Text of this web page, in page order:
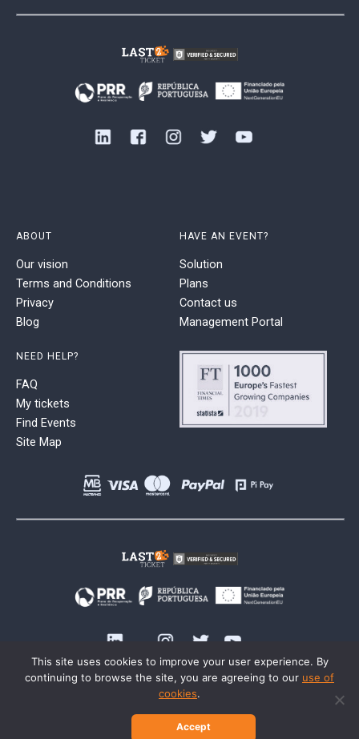
ABOUT
Our vision
Terms and Conditions
Privacy
Blog
HAVE AN EVENT?
Solution
Plans
Contact us
Management Portal
NEED HELP?
FAQ
My tickets
Find Events
Site Map
This site uses cookies to improve your user experience. By
continuing to browse the site, you are agreeing to our use of
cookies.
Accept